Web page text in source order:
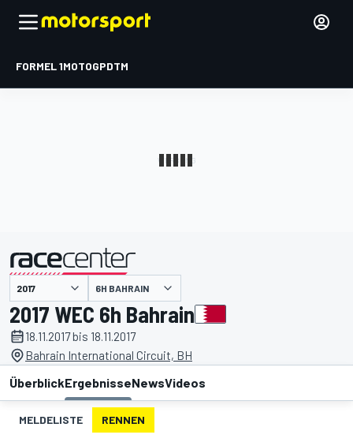
FORMEL 1MOTOGPDTM
6H BAHRAIN
2017 WEC 6h Bahrain
18.11.2017 bis 18.11.2017
Bahrain International Circuit, BH
ÜberblickErgebnisseNewsVideos
MELDELISTE RENNEN